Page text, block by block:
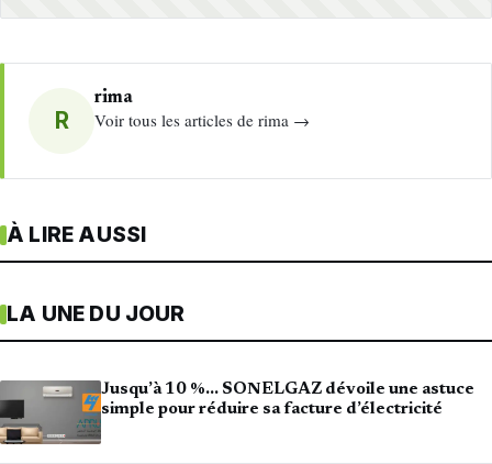
R
rima
Voir tous les articles de rima →
À LIRE AUSSI
LA UNE DU JOUR
Jusqu’à 10 %… SONELGAZ dévoile une astuce
simple pour réduire sa facture d’électricité